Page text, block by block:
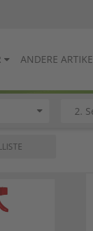
ANDERE